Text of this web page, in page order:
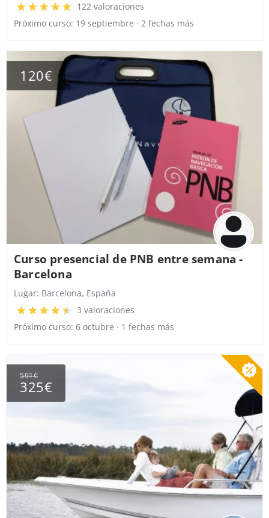
122 valoraciones
Próximo curso: 19 septiembre · 2 fechas más
120€
Curso presencial de PNB entre semana -
Barcelona
Lugar: Barcelona, España
3 valoraciones
Próximo curso: 6 octubre · 1 fechas más
591€
325€